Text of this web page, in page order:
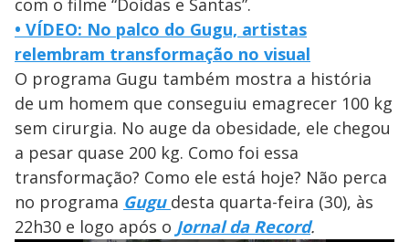
• VÍDEO: No palco do Gugu, artistas
relembram transformação no visual
O programa Gugu também mostra a história
de um homem que conseguiu emagrecer 100 kg
sem cirurgia. No auge da obesidade, ele chegou
a pesar quase 200 kg. Como foi essa
transformação? Como ele está hoje? Não perca
no programa Gugu desta quarta-feira (30), às
22h30 e logo após o Jornal da Record.